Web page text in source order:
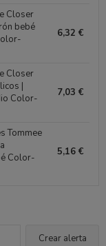
Closer
bebé
6,32 €
Closer
|
Color-
7,03 €
Tommee
Color-
5,16 €